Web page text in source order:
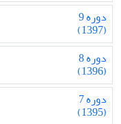
دوره 9
(1397)
دوره 8
(1396)
دوره 7
(1395)